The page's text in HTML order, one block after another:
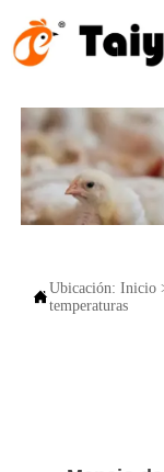
Ubicación: Inicio
temperaturas